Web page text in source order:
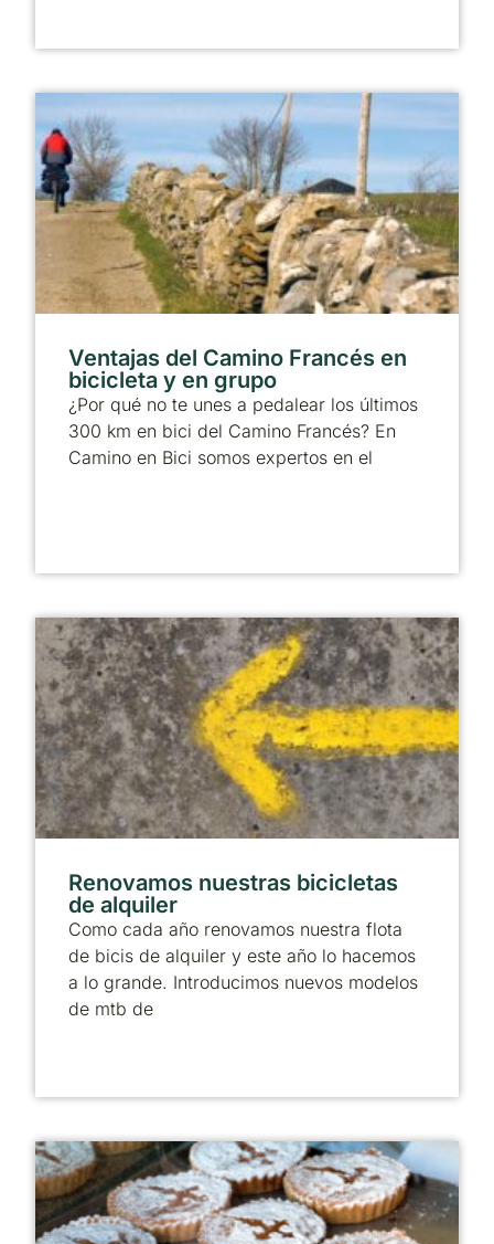
Ventajas del Camino Francés en
bicicleta y en grupo
¿Por qué no te unes a pedalear los últimos
300 km en bici del Camino Francés? En
Camino en Bici somos expertos en el
Renovamos nuestras bicicletas
de alquiler
Como cada año renovamos nuestra flota
de bicis de alquiler y este año lo hacemos
a lo grande. Introducimos nuevos modelos
de mtb de